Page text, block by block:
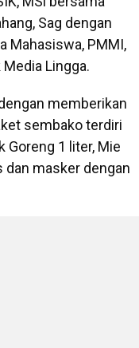
Sag dengan
Mahasiswa, PMMI,
Lingga.
memberikan
sembako terdiri
Goreng 1 liter, Mie
dan masker dengan